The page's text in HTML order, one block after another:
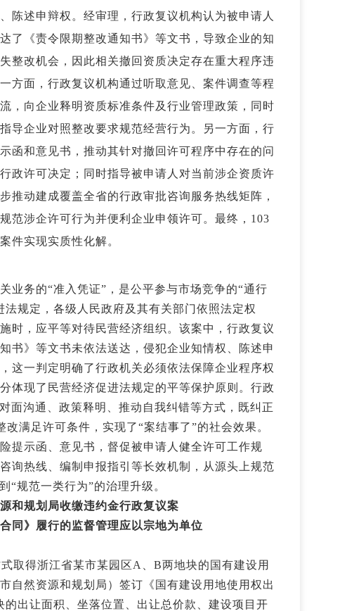
陈述申辩权。经审理，行政复议机构认为被申请人
了《责令限期整改通知书》等文书，导致企业的知
整改机会，因此相关撤回资质决定存在重大程序违
方面，行政复议机构通过听取意见、案件调查等程
，向企业释明资质标准条件及行业管理政策，同时
导企业对照整改要求规范经营行为。另一方面，行
函和意见书，推动其针对撤回许可程序中存在的问
政许可决定；同时指导被申请人对当前涉企资质许
推动建成覆盖全省的行政审批咨询服务热线矩阵，
范涉企许可行为并便利企业申领许可。最终，103
件实现实质性化解。
业务的“准入凭证”，是公平参与市场竞争的“通行
规定，各级人民政府及其有关部门依照法定权
时，应平等对待民营经济组织。该案中，行政复议
书》等文书未依法送达，侵犯企业知情权、陈述申
这一判定明确了行政机关必须依法保障企业程序权
体现了民营经济促进法规定的平等保护原则。行政
面沟通、政策释明、推动自我纠错等方式，既纠正
满足许可条件，实现了“案结事了”的社会效果。
提示函、意见书，督促被申请人健全许可工作规
询热线、编制申报指引等长效机制，从源头上规范
“规范一类行为”的治理升级。
和规划局收缴违约金行政复议案
同》履行的监督管理应以宗地为单位
取得浙江省某市某园区A、B两地块的国有建设用
自然资源和规划局）签订《国有建设用地使用权出
出让面积、坐落位置、出让总价款、建设项目开